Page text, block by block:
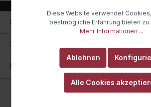
Service
Shop Service
Informationen
* Alle Preise inkl. gesetzl.
Diese Website verwendet
bestmögliche Erfahrung bieten zu
Mehr Informationen ...
Ablehnen
Alle Cookies